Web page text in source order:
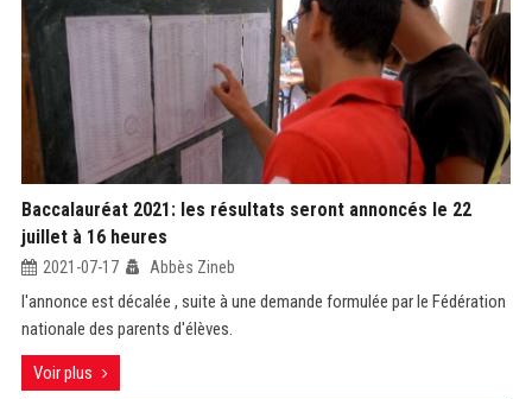
Baccalauréat 2021: les résultats seront annoncés le 22
juillet à 16 heures
2021-07-17 Abbès Zineb
l'annonce est décalée , suite à une demande formulée par le Fédération
nationale des parents d'élèves.
Voir plus